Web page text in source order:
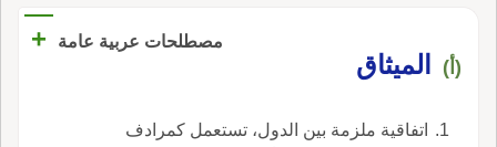
مصطلحات عربية عامة +
(أ) الميثاق
اتفاقية ملزمة بين الدول، تستعمل كمرادف